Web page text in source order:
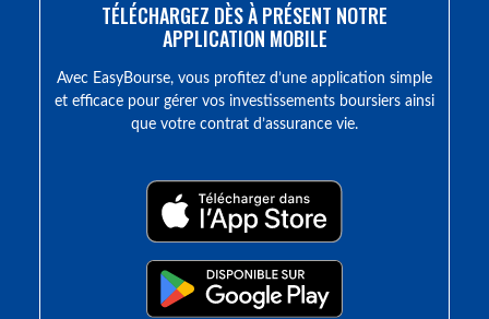
TÉLÉCHARGEZ DÈS À PRÉSENT NOTRE
APPLICATION MOBILE
Avec EasyBourse, vous profitez d’une application simple
et efficace pour gérer vos investissements boursiers ainsi
que votre contrat d’assurance vie.